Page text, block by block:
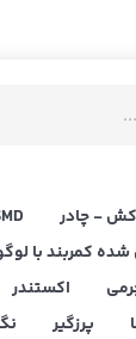
- چادر
شده کمربند با
اکستندر
پرزگیر